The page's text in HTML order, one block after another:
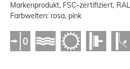
Markenprodukt, FSC-zertifiziert,
Farbwelten: rosa, pink